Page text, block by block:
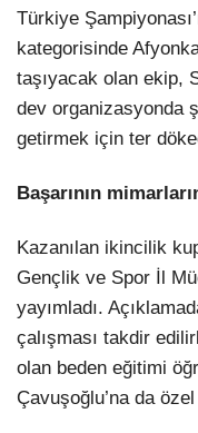
Türkiye
kategorisinde
taşıyacak olan ekip,
dev organizasyonda
getirmek için ter
Başarının
Kazanılan ikincilik
Gençlik ve Spor İl
yayımladı.
çalışması takdir
olan beden eğitimi
Çavuşoğlu’na da